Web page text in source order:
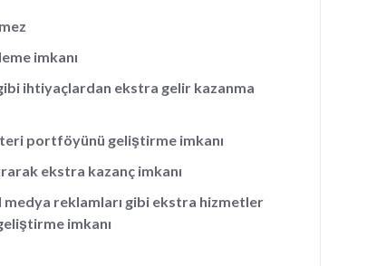
imkanı
ihtiyaçlardan ekstra gelir kazanma
portföyünü geliştirme imkanı
ekstra kazanç imkanı
reklamları gibi ekstra hizmetler
imkanı